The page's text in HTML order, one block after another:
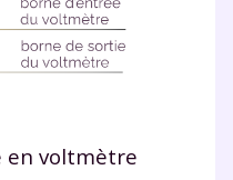
en voltmètre